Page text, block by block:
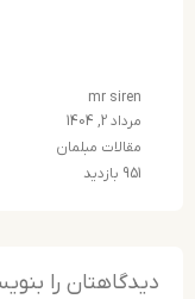
مبلمان
را بنویسید